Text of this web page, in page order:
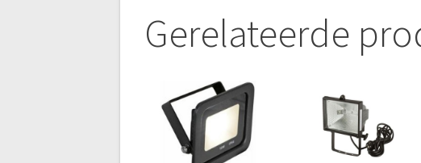
Gerelateerde